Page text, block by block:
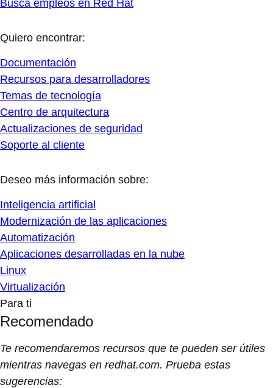
Busca empleos en Red Hat
Quiero encontrar:
Documentación
Recursos para desarrolladores
Temas de tecnología
Centro de arquitectura
Actualizaciones de seguridad
Soporte al cliente
Deseo más información sobre:
Inteligencia artificial
Modernización de las aplicaciones
Automatización
Aplicaciones desarrolladas en la nube
Linux
Virtualización
Para ti
Recomendado
Te recomendaremos recursos que te pueden ser útiles
mientras navegas en redhat.com. Prueba estas
sugerencias: